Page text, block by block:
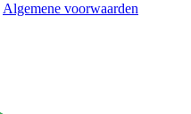
Algemene voorwaarden